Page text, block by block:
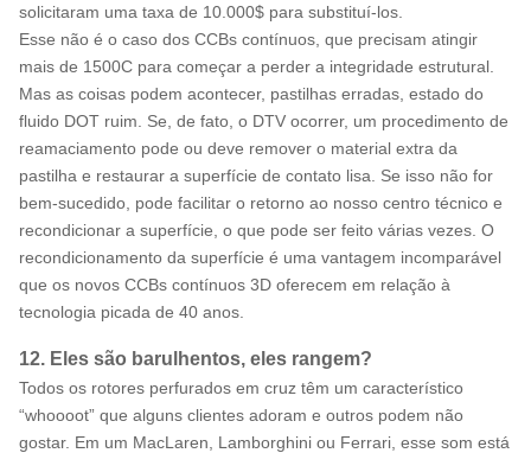
solicitaram uma taxa de 10.000$ para substituí-los.
Esse não é o caso dos CCBs contínuos, que precisam atingir
mais de 1500C para começar a perder a integridade estrutural.
Mas as coisas podem acontecer, pastilhas erradas, estado do
fluido DOT ruim. Se, de fato, o DTV ocorrer, um procedimento de
reamaciamento pode ou deve remover o material extra da
pastilha e restaurar a superfície de contato lisa. Se isso não for
bem-sucedido, pode facilitar o retorno ao nosso centro técnico e
recondicionar a superfície, o que pode ser feito várias vezes. O
recondicionamento da superfície é uma vantagem incomparável
que os novos CCBs contínuos 3D oferecem em relação à
tecnologia picada de 40 anos.
12. Eles são barulhentos, eles rangem?
Todos os rotores perfurados em cruz têm um característico
“whoooot” que alguns clientes adoram e outros podem não
gostar. Em um MacLaren, Lamborghini ou Ferrari, esse som está